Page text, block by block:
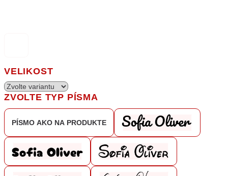
VELIKOST
ZVOLTE TYP PÍSMA
PÍSMO AKO NA PRODUKTE